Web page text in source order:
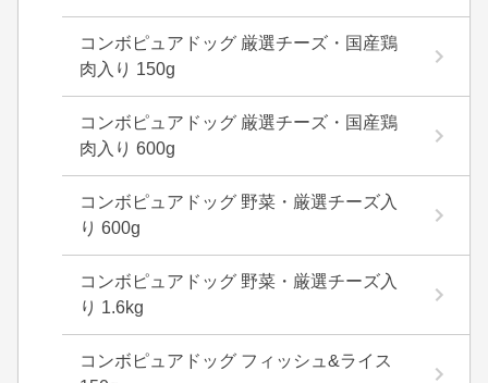
コンボピュアドッグ 厳選チーズ・国産鶏
肉入り 150g
コンボピュアドッグ 厳選チーズ・国産鶏
肉入り 600g
コンボピュアドッグ 野菜・厳選チーズ入
り 600g
コンボピュアドッグ 野菜・厳選チーズ入
り 1.6kg
コンボピュアドッグ フィッシュ&ライス